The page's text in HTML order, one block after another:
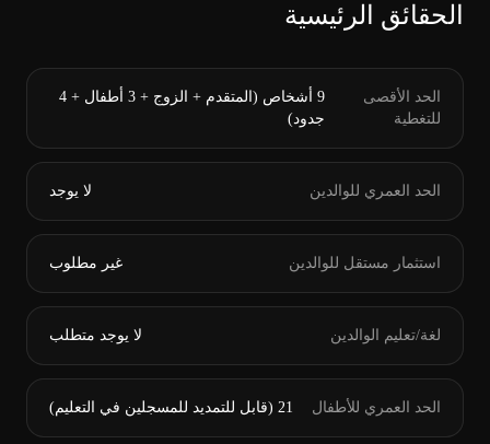
الحقائق الرئيسية
الحد الأقصى
للتغطية
9 أشخاص (المتقدم + الزوج + 3 أطفال + 4
جدود)
الحد العمري للوالدين لا يوجد
استثمار مستقل للوالدين غير مطلوب
لغة/تعليم الوالدين لا يوجد متطلب
الحد العمري للأطفال 21 (قابل للتمديد للمسجلين في التعليم)